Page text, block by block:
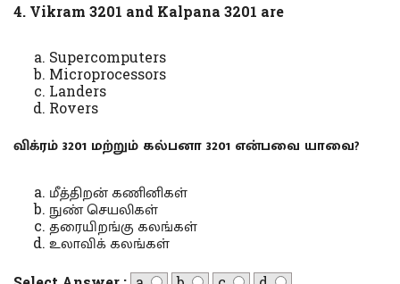
4. Vikram 3201 and Kalpana 3201 are
Supercomputers
Microprocessors
Landers
Rovers
விக்ரம் 3201 மற்றும் கல்பனா 3201 என்பவை யாவை?
மீத்திறன் கணினிகள்
நுண் செயலிகள்
தரையிறங்கு கலங்கள்
உலாவிக் கலங்கள்